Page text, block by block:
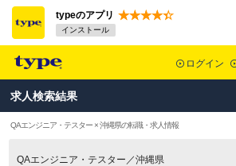
typeのアプリ
インストール
ログイン
求人検索結果
QAエンジニア・テスター × 沖縄県の転職・求人情報
QAエンジニア・テスター／沖縄県